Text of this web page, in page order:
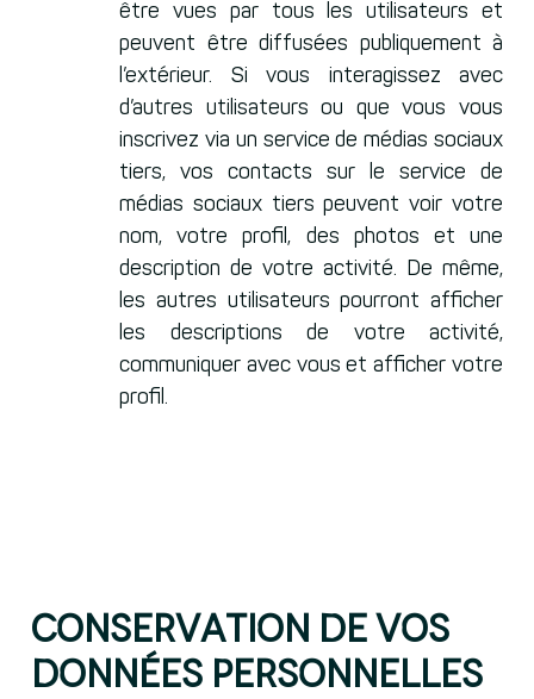
être vues par tous les utilisateurs et
peuvent être diffusées publiquement à
l’extérieur. Si vous interagissez avec
d’autres utilisateurs ou que vous vous
inscrivez via un service de médias sociaux
tiers, vos contacts sur le service de
médias sociaux tiers peuvent voir votre
nom, votre profil, des photos et une
description de votre activité. De même,
les autres utilisateurs pourront afficher
les descriptions de votre activité,
communiquer avec vous et afficher votre
profil.
Conservation de vos
données personnelles